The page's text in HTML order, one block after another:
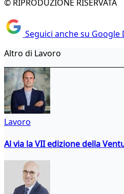
© RIPRODUZIONE RISERVATA
Seguici anche su Google
Altro di Lavoro
Lavoro
Al via la VII edizione della